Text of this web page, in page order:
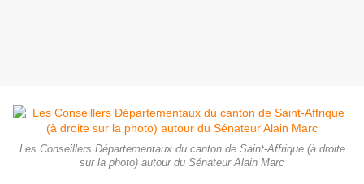
Les Conseillers Départementaux du canton de Saint-Affrique (à droite
sur la photo) autour du Sénateur Alain Marc